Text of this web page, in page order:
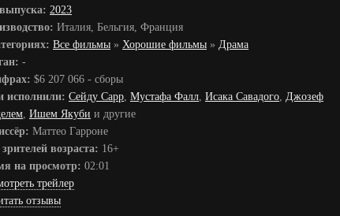
2023
Италия, Бельгия, Франция
Все фильмы » Хорошие фильмы » Драма
-
$6 207 066 - сборы
исполнили: Сейду Сарр, Мустафа Фалл, Исака Савадого, Джозеф
, Ишем Якуби и другие
Маттео Гарроне
возраста: 16+
на просмотр: 02:01
трейлер
отзывы